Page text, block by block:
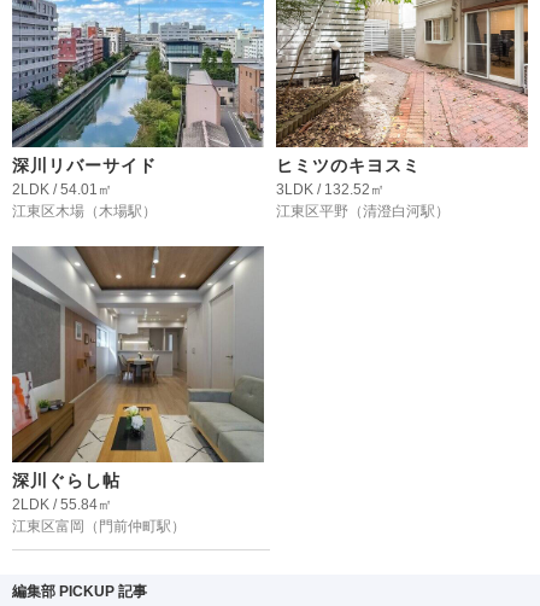
深川リバーサイド
2LDK / 54.01㎡
江東区木場 （木場駅）
ヒミツのキヨスミ
3LDK / 132.52㎡
江東区平野 （清澄白河駅）
深川ぐらし帖
2LDK / 55.84㎡
江東区富岡
（門前仲町駅）
編集部 PICKUP 記事